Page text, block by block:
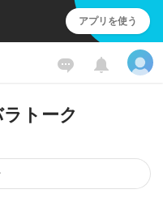
アプリを使う
トーク